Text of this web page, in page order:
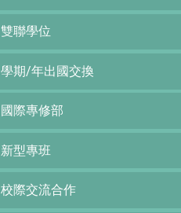
雙聯學位
學期/年出國交換
國際專修部
新型專班
校際交流合作